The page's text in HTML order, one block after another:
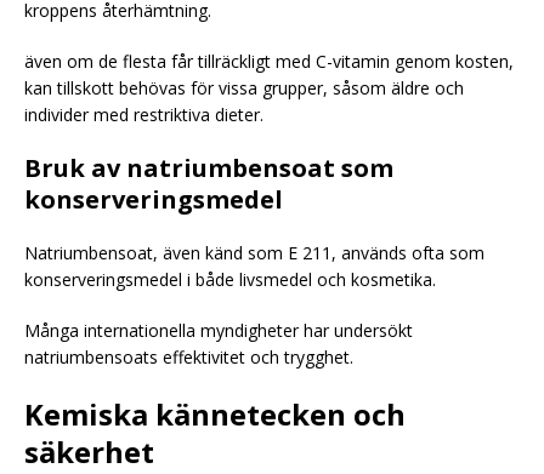
kroppens återhämtning.
även om de flesta får tillräckligt med C-vitamin genom kosten,
kan tillskott behövas för vissa grupper, såsom äldre och
individer med restriktiva dieter.
Bruk av natriumbensoat som
konserveringsmedel
Natriumbensoat, även känd som E 211, används ofta som
konserveringsmedel i både livsmedel och kosmetika.
Många internationella myndigheter har undersökt
natriumbensoats effektivitet och trygghet.
Kemiska kännetecken och
säkerhet